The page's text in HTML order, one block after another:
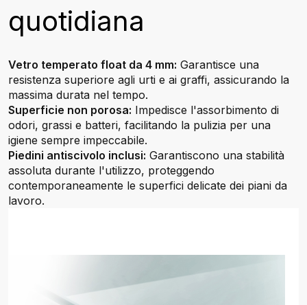
quotidiana
Vetro temperato float da 4 mm: Garantisce una
resistenza superiore agli urti e ai graffi, assicurando la
massima durata nel tempo.
Superficie non porosa: Impedisce l'assorbimento di
odori, grassi e batteri, facilitando la pulizia per una
igiene sempre impeccabile.
Piedini antiscivolo inclusi: Garantiscono una stabilità
assoluta durante l'utilizzo, proteggendo
contemporaneamente le superfici delicate dei piani da
lavoro.